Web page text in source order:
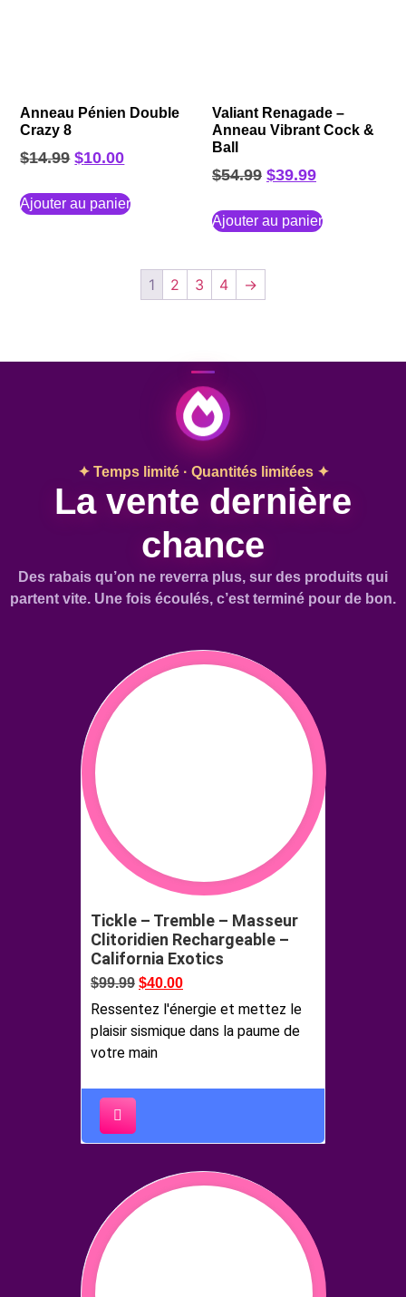
Anneau Pénien Double
Crazy 8
$14.99 $10.00
Ajouter au panier
Valiant Renagade –
Anneau Vibrant Cock &
Ball
$54.99 $39.99
Ajouter au panier
1 2 3 4 →
✦ Temps limité · Quantités limitées ✦
La vente dernière
chance
Des rabais qu’on ne reverra plus, sur des produits qui
partent vite. Une fois écoulés, c’est terminé pour de bon.
Tickle – Tremble – Masseur
Clitoridien Rechargeable –
California Exotics
$99.99 $40.00
Ressentez l'énergie et mettez le
plaisir sismique dans la paume de
votre main